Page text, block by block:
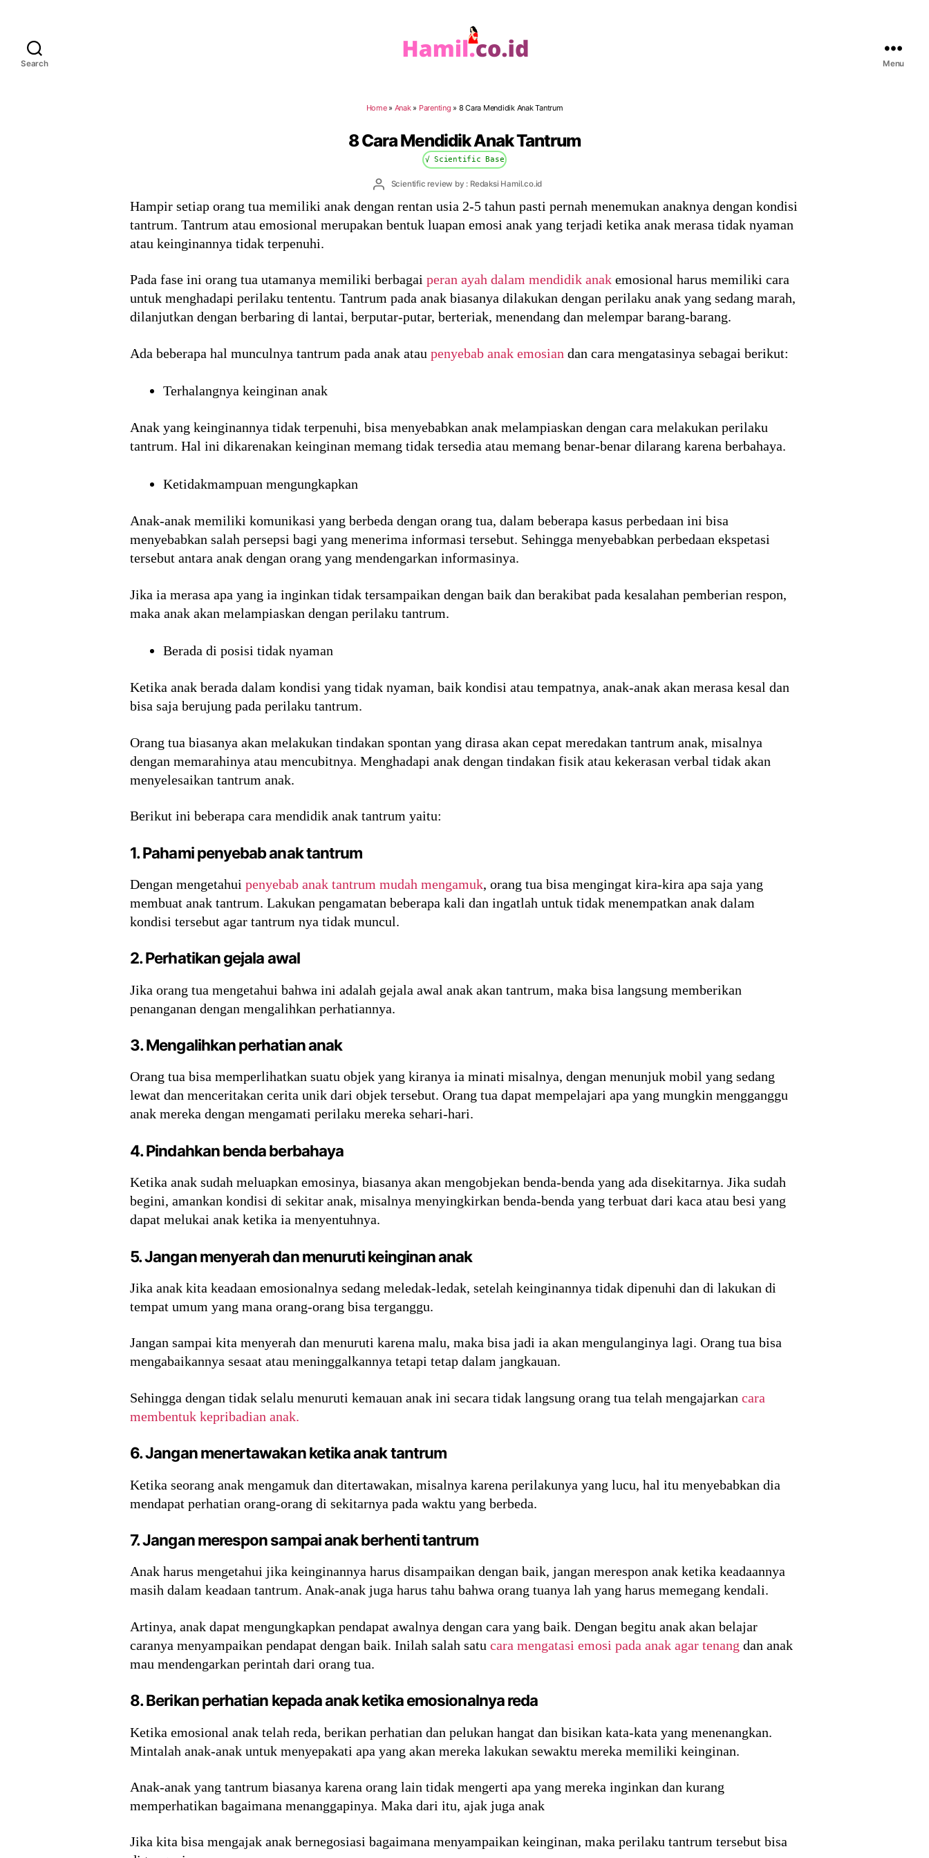
Search Menu
Home» Anak» Parenting » 8 Cara Mendidik Anak Tantrum
8 Cara Mendidik Anak Tantrum
√ Scientific Base
PostScientific review by : Redaksi Hamil.co.id
Hampir setiap orang tua memiliki anak dengan rentan usia 2-5 tahun pasti pernah menemukan anaknya dengan kondisi
tantrum. Tantrum atau emosional merupakan bentuk luapan emosi anak yang terjadi ketika anak merasa tidak nyaman
atau keinginannya tidak terpenuhi.
Pada fase ini orang tua utamanya memiliki berbagai peran ayah dalam mendidik anak emosional harus memiliki cara
untuk menghadapi perilaku tententu. Tantrum pada anak biasanya dilakukan dengan perilaku anak yang sedang marah,
dilanjutkan dengan berbaring di lantai, berputar-putar, berteriak, menendang dan melempar barang-barang.
Ada beberapa hal munculnya tantrum pada anak atau penyebab anak emosian dan cara mengatasinya sebagai berikut:
Terhalangnya keinginan anak
Anak yang keinginannya tidak terpenuhi, bisa menyebabkan anak melampiaskan dengan cara melakukan perilaku
tantrum. Hal ini dikarenakan keinginan memang tidak tersedia atau memang benar-benar dilarang karena berbahaya.
Ketidakmampuan mengungkapkan
Anak-anak memiliki komunikasi yang berbeda dengan orang tua, dalam beberapa kasus perbedaan ini bisa
menyebabkan salah persepsi bagi yang menerima informasi tersebut. Sehingga menyebabkan perbedaan ekspetasi
tersebut antara anak dengan orang yang mendengarkan informasinya.
Jika ia merasa apa yang ia inginkan tidak tersampaikan dengan baik dan berakibat pada kesalahan pemberian respon,
maka anak akan melampiaskan dengan perilaku tantrum.
Berada di posisi tidak nyaman
Ketika anak berada dalam kondisi yang tidak nyaman, baik kondisi atau tempatnya, anak-anak akan merasa kesal dan
bisa saja berujung pada perilaku tantrum.
Orang tua biasanya akan melakukan tindakan spontan yang dirasa akan cepat meredakan tantrum anak, misalnya
dengan memarahinya atau mencubitnya. Menghadapi anak dengan tindakan fisik atau kekerasan verbal tidak akan
menyelesaikan tantrum anak.
Berikut ini beberapa cara mendidik anak tantrum yaitu:
1. Pahami penyebab anak tantrum
Dengan mengetahui penyebab anak tantrum mudah mengamuk, orang tua bisa mengingat kira-kira apa saja yang
membuat anak tantrum. Lakukan pengamatan beberapa kali dan ingatlah untuk tidak menempatkan anak dalam
kondisi tersebut agar tantrum nya tidak muncul.
2. Perhatikan gejala awal
Jika orang tua mengetahui bahwa ini adalah gejala awal anak akan tantrum, maka bisa langsung memberikan
penanganan dengan mengalihkan perhatiannya.
3. Mengalihkan perhatian anak
Orang tua bisa memperlihatkan suatu objek yang kiranya ia minati misalnya, dengan menunjuk mobil yang sedang
lewat dan menceritakan cerita unik dari objek tersebut. Orang tua dapat mempelajari apa yang mungkin mengganggu
anak mereka dengan mengamati perilaku mereka sehari-hari.
4. Pindahkan benda berbahaya
Ketika anak sudah meluapkan emosinya, biasanya akan mengobjekan benda-benda yang ada disekitarnya. Jika sudah
begini, amankan kondisi di sekitar anak, misalnya menyingkirkan benda-benda yang terbuat dari kaca atau besi yang
dapat melukai anak ketika ia menyentuhnya.
5. Jangan menyerah dan menuruti keinginan anak
Jika anak kita keadaan emosionalnya sedang meledak-ledak, setelah keinginannya tidak dipenuhi dan di lakukan di
tempat umum yang mana orang-orang bisa terganggu.
Jangan sampai kita menyerah dan menuruti karena malu, maka bisa jadi ia akan mengulanginya lagi. Orang tua bisa
mengabaikannya sesaat atau meninggalkannya tetapi tetap dalam jangkauan.
Sehingga dengan tidak selalu menuruti kemauan anak ini secara tidak langsung orang tua telah mengajarkan cara
membentuk kepribadian anak.
6. Jangan menertawakan ketika anak tantrum
Ketika seorang anak mengamuk dan ditertawakan, misalnya karena perilakunya yang lucu, hal itu menyebabkan dia
mendapat perhatian orang-orang di sekitarnya pada waktu yang berbeda.
7. Jangan merespon sampai anak berhenti tantrum
Anak harus mengetahui jika keinginannya harus disampaikan dengan baik, jangan merespon anak ketika keadaannya
masih dalam keadaan tantrum. Anak-anak juga harus tahu bahwa orang tuanya lah yang harus memegang kendali.
Artinya, anak dapat mengungkapkan pendapat awalnya dengan cara yang baik. Dengan begitu anak akan belajar
caranya menyampaikan pendapat dengan baik. Inilah salah satu cara mengatasi emosi pada anak agar tenang dan anak
mau mendengarkan perintah dari orang tua.
8. Berikan perhatian kepada anak ketika emosionalnya reda
Ketika emosional anak telah reda, berikan perhatian dan pelukan hangat dan bisikan kata-kata yang menenangkan.
Mintalah anak-anak untuk menyepakati apa yang akan mereka lakukan sewaktu mereka memiliki keinginan.
Anak-anak yang tantrum biasanya karena orang lain tidak mengerti apa yang mereka inginkan dan kurang
memperhatikan bagaimana menanggapinya. Maka dari itu, ajak juga anak
Jika kita bisa mengajak anak bernegosiasi bagaimana menyampaikan keinginan, maka perilaku tantrum tersebut bisa